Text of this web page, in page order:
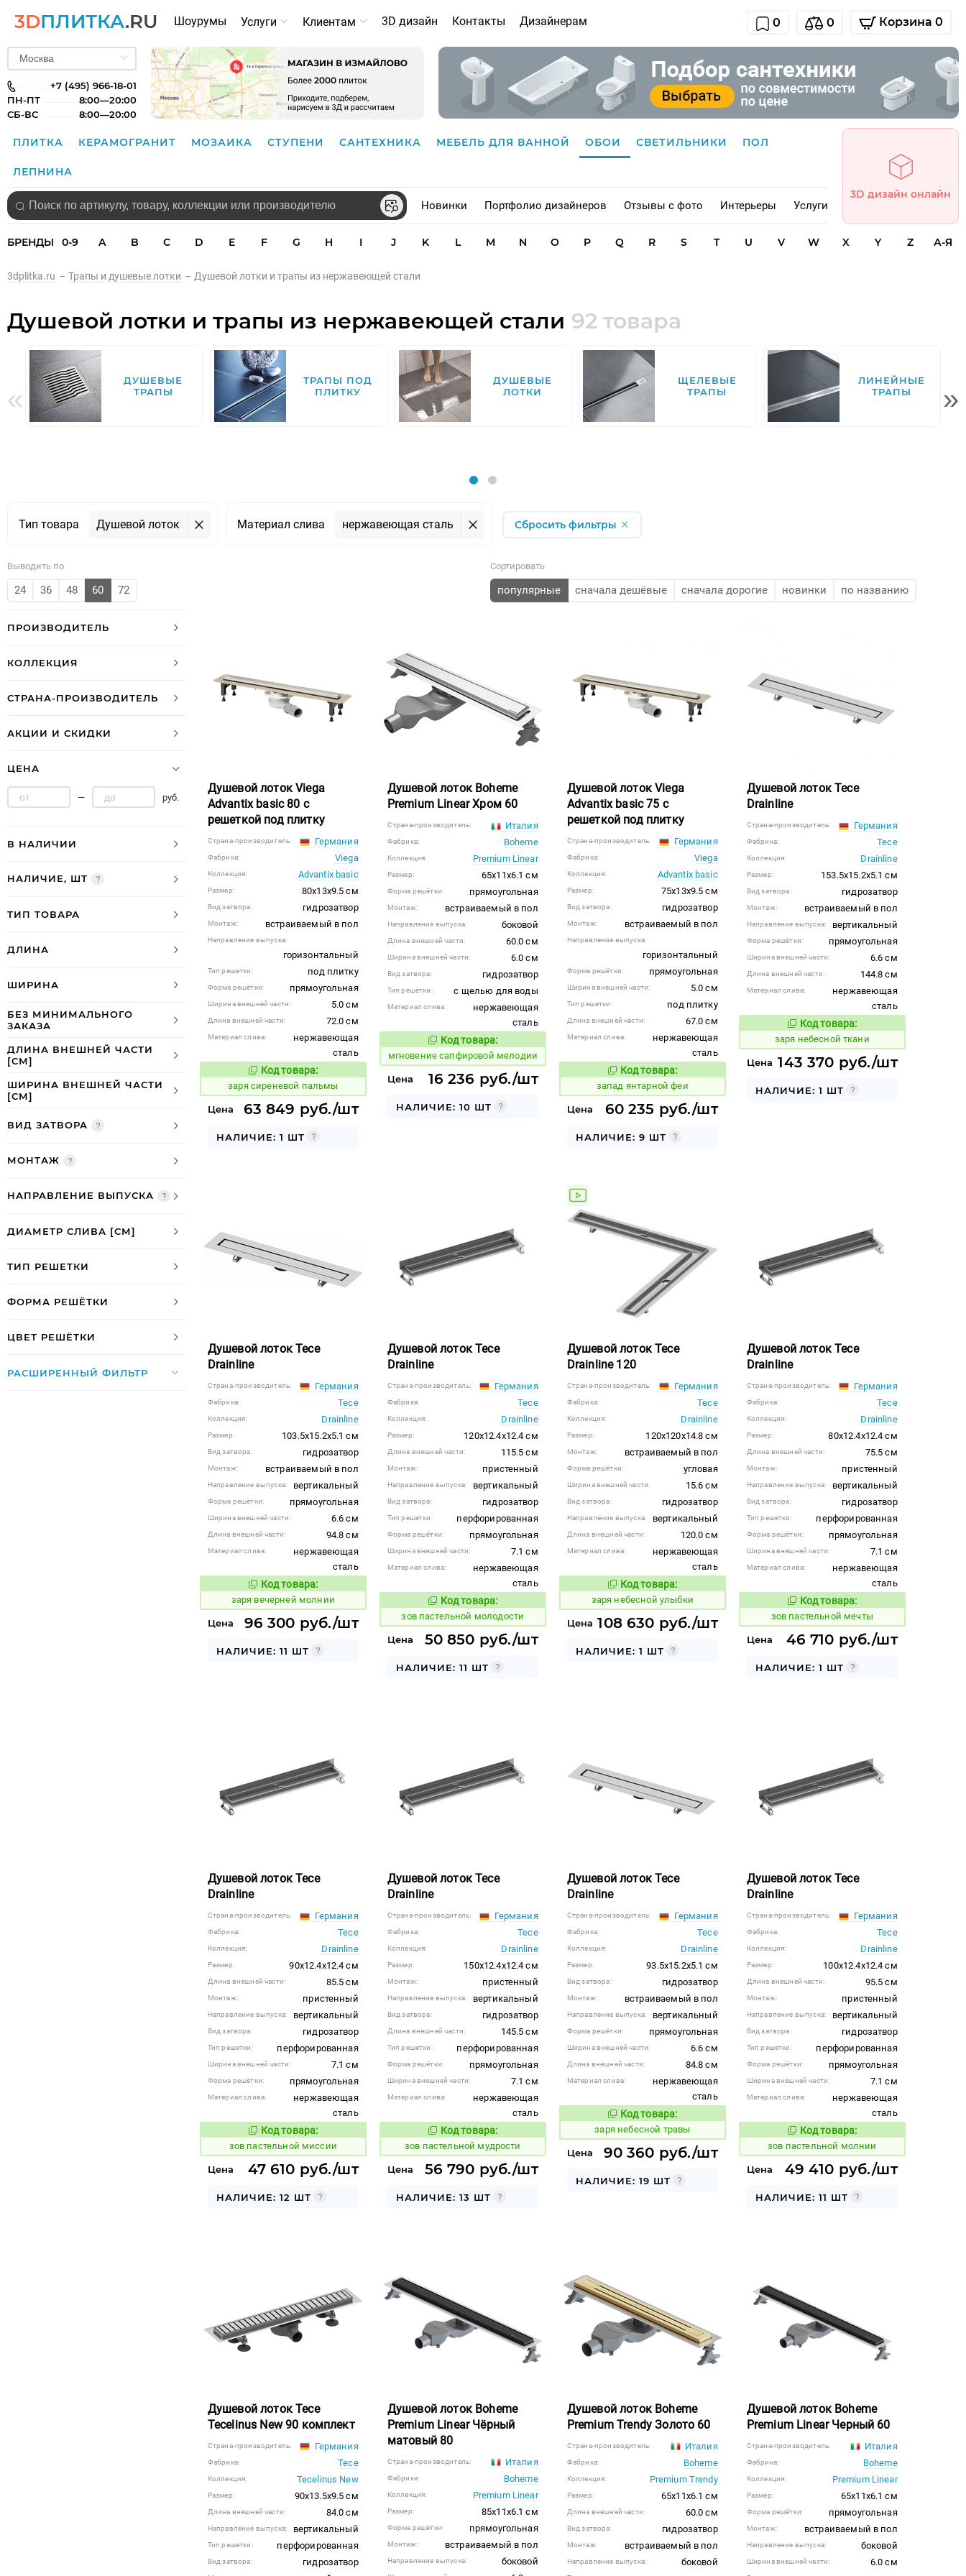
3DПЛИТКА.RU Шоурумы Услуги Клиентам 3D дизайн Контакты Дизайнерам 0 0 Корзина 0
+7 (495) 966-18-01
ПН-ПТ
8:00—20:00
СБ-ВС
8:00—20:00
ПЛИТКА КЕРАМОГРАНИТ МОЗАИКА СТУПЕНИ САНТЕХНИКА МЕБЕЛЬ ДЛЯ ВАННОЙ ОБОИ СВЕТИЛЬНИКИ ПОЛ
ЛЕПНИНА
Новинки Портфолио дизайнеров Отзывы с фото Интерьеры Услуги
3D дизайн онлайн
БРЕНДЫ 0-9 A B C D E F G H I J K L M N O P Q R S T U V W X Y Z А-Я
3dplitka.ru – Трапы и душевые лотки – Душевой лотки и трапы из нержавеющей стали
Душевой лотки и трапы из нержавеющей стали 92 товара
ДУШЕВЫЕ
ТРАПЫ
ТРАПЫ ПОД
ПЛИТКУ
ДУШЕВЫЕ
ЛОТКИ
ЩЕЛЕВЫЕ
ТРАПЫ
ЛИНЕЙНЫЕ
ТРАПЫ
« »
Тип товара Душевой лоток Материал слива нержавеющая сталь Сбросить фильтры
Выводить по
24 36 48 60 72
Сортировать
популярные сначала дешёвые сначала дорогие новинки по названию
ПРОИЗВОДИТЕЛЬ
КОЛЛЕКЦИЯ
СТРАНА-ПРОИЗВОДИТЕЛЬ
АКЦИИ И СКИДКИ
ЦЕНА
— руб.
В НАЛИЧИИ
НАЛИЧИЕ, ШТ
ТИП ТОВАРА
ДЛИНА
ШИРИНА
БЕЗ МИНИМАЛЬНОГО
ЗАКАЗА
ДЛИНА ВНЕШНЕЙ ЧАСТИ
[СМ]
ШИРИНА ВНЕШНЕЙ ЧАСТИ
[СМ]
ВИД ЗАТВОРА
МОНТАЖ
НАПРАВЛЕНИЕ ВЫПУСКА
ДИАМЕТР СЛИВА [СМ]
ТИП РЕШЕТКИ
ФОРМА РЕШЁТКИ
ЦВЕТ РЕШЁТКИ
РАСШИРЕННЫЙ ФИЛЬТР
Душевой лоток Viega
Advantix basic 80 с
решеткой под плитку
Страна-производитель: Германия
Фабрика: Viega
Коллекция: Advantix basic
Размер: 80x13x9.5 см
Вид затвора: гидрозатвор
Монтаж: встраиваемый в пол
Направление выпуска:
горизонтальный
Тип решетки: под плитку
Форма решётки: прямоугольная
Ширина внешней части: 5.0 см
Длина внешней части: 72.0 см
Материал слива:
нержавеющая
сталь
Код товара:
432692 Код товара:
заря сиреневой пальмы
Цена 63 849 руб./шт
НАЛИЧИЕ: 1 ШТ
Душевой лоток Boheme
Premium Linear Хром 60
Страна-производитель: Италия
Фабрика: Boheme
Коллекция: Premium Linear
Размер: 65x11x6.1 см
Форма решётки: прямоугольная
Монтаж: встраиваемый в пол
Направление выпуска: боковой
Длина внешней части: 60.0 см
Ширина внешней части: 6.0 см
Вид затвора: гидрозатвор
Тип решетки: с щелью для воды
Материал слива:
нержавеющая
сталь
Код товара:
947673 Код товара:
мгновение сапфировой мелодии
Цена 16 236 руб./шт
НАЛИЧИЕ: 10 ШТ
Душевой лоток Viega
Advantix basic 75 с
решеткой под плитку
Страна-производитель: Германия
Фабрика: Viega
Коллекция: Advantix basic
Размер: 75x13x9.5 см
Вид затвора: гидрозатвор
Монтаж: встраиваемый в пол
Направление выпуска:
горизонтальный
Форма решётки: прямоугольная
Ширина внешней части: 5.0 см
Тип решетки: под плитку
Длина внешней части: 67.0 см
Материал слива:
нержавеющая
сталь
Код товара:
421738 Код товара:
запад янтарной феи
Цена 60 235 руб./шт
НАЛИЧИЕ: 9 ШТ
Душевой лоток Tece
Drainline
Страна-производитель: Германия
Фабрика: Tece
Коллекция: Drainline
Размер: 153.5x15.2x5.1 см
Вид затвора: гидрозатвор
Монтаж: встраиваемый в пол
Направление выпуска: вертикальный
Форма решётки: прямоугольная
Ширина внешней части: 6.6 см
Длина внешней части: 144.8 см
Материал слива:
нержавеющая
сталь
Код товара:
429855 Код товара:
заря небесной ткани
Цена 143 370 руб./шт
НАЛИЧИЕ: 1 ШТ
Душевой лоток Tece
Drainline
Страна-производитель: Германия
Фабрика: Tece
Коллекция: Drainline
Размер: 103.5x15.2x5.1 см
Вид затвора: гидрозатвор
Монтаж: встраиваемый в пол
Направление выпуска: вертикальный
Форма решётки: прямоугольная
Ширина внешней части: 6.6 см
Длина внешней части: 94.8 см
Материал слива:
нержавеющая
сталь
Код товара:
423428 Код товара:
заря вечерней молнии
Цена 96 300 руб./шт
НАЛИЧИЕ: 11 ШТ
Душевой лоток Tece
Drainline
Страна-производитель: Германия
Фабрика: Tece
Коллекция: Drainline
Размер: 120x12.4x12.4 см
Длина внешней части: 115.5 см
Монтаж: пристенный
Направление выпуска: вертикальный
Вид затвора: гидрозатвор
Тип решетки: перфорированная
Форма решётки: прямоугольная
Ширина внешней части: 7.1 см
Материал слива:
нержавеющая
сталь
Код товара:
508679 Код товара:
зов пастельной молодости
Цена 50 850 руб./шт
НАЛИЧИЕ: 11 ШТ
Душевой лоток Tece
Drainline 120
Страна-производитель: Германия
Фабрика: Tece
Коллекция: Drainline
Размер: 120x120x14.8 см
Монтаж: встраиваемый в пол
Форма решётки: угловая
Ширина внешней части: 15.6 см
Вид затвора: гидрозатвор
Направление выпуска: вертикальный
Длина внешней части: 120.0 см
Материал слива:
нержавеющая
сталь
Код товара:
429861 Код товара:
заря небесной улыбки
Цена 108 630 руб./шт
НАЛИЧИЕ: 1 ШТ
Душевой лоток Tece
Drainline
Страна-производитель: Германия
Фабрика: Tece
Коллекция: Drainline
Размер: 80x12.4x12.4 см
Длина внешней части: 75.5 см
Монтаж: пристенный
Направление выпуска: вертикальный
Вид затвора: гидрозатвор
Тип решетки: перфорированная
Форма решётки: прямоугольная
Ширина внешней части: 7.1 см
Материал слива:
нержавеющая
сталь
Код товара:
508676 Код товара:
зов пастельной мечты
Цена 46 710 руб./шт
НАЛИЧИЕ: 1 ШТ
Душевой лоток Tece
Drainline
Страна-производитель: Германия
Фабрика: Tece
Коллекция: Drainline
Размер: 90x12.4x12.4 см
Длина внешней части: 85.5 см
Монтаж: пристенный
Направление выпуска: вертикальный
Вид затвора: гидрозатвор
Тип решетки: перфорированная
Ширина внешней части: 7.1 см
Форма решётки: прямоугольная
Материал слива:
нержавеющая
сталь
Код товара:
508677Код товара:
зов пастельной миссии
Цена 47 610 руб./шт
НАЛИЧИЕ: 12 ШТ
Душевой лоток Tece
Drainline
Страна-производитель: Германия
Фабрика: Tece
Коллекция: Drainline
Размер: 150x12.4x12.4 см
Монтаж: пристенный
Направление выпуска: вертикальный
Вид затвора: гидрозатвор
Длина внешней части: 145.5 см
Тип решетки: перфорированная
Форма решётки: прямоугольная
Ширина внешней части: 7.1 см
Материал слива:
нержавеющая
сталь
Код товара:
508680Код товара:
зов пастельной мудрости
Цена 56 790 руб./шт
НАЛИЧИЕ: 13 ШТ
Душевой лоток Tece
Drainline
Страна-производитель: Германия
Фабрика: Tece
Коллекция: Drainline
Размер: 93.5x15.2x5.1 см
Вид затвора: гидрозатвор
Монтаж: встраиваемый в пол
Направление выпуска: вертикальный
Форма решётки: прямоугольная
Ширина внешней части: 6.6 см
Длина внешней части: 84.8 см
Материал слива:
нержавеющая
сталь
Код товара:
429857 Код товара:
заря небесной травы
Цена 90 360 руб./шт
НАЛИЧИЕ: 19 ШТ
Душевой лоток Tece
Drainline
Страна-производитель: Германия
Фабрика: Tece
Коллекция: Drainline
Размер: 100x12.4x12.4 см
Длина внешней части: 95.5 см
Монтаж: пристенный
Направление выпуска: вертикальный
Вид затвора: гидрозатвор
Тип решетки: перфорированная
Форма решётки: прямоугольная
Ширина внешней части: 7.1 см
Материал слива:
нержавеющая
сталь
Код товара:
508678Код товара:
зов пастельной молнии
Цена 49 410 руб./шт
НАЛИЧИЕ: 11 ШТ
Душевой лоток Tece
Tecelinus New 90 комплект
Страна-производитель: Германия
Фабрика: Tece
Коллекция: Tecelinus New
Размер: 90x13.5x9.5 см
Длина внешней части: 84.0 см
Направление выпуска: вертикальный
Тип решетки: перфорированная
Вид затвора: гидрозатвор
Душевой лоток Boheme
Premium Linear Чёрный
матовый 80
Страна-производитель: Италия
Фабрика: Boheme
Коллекция: Premium Linear
Размер: 85x11x6.1 см
Форма решётки: прямоугольная
Монтаж: встраиваемый в пол
Направление выпуска: боковой
Душевой лоток Boheme
Premium Trendy Золото 60
Страна-производитель: Италия
Фабрика: Boheme
Коллекция: Premium Trendy
Размер: 65x11x6.1 см
Длина внешней части: 60.0 см
Вид затвора: гидрозатвор
Монтаж: встраиваемый в пол
Направление выпуска: боковой
Душевой лоток Boheme
Premium Linear Черный 60
Страна-производитель: Италия
Фабрика: Boheme
Коллекция: Premium Linear
Размер: 65x11x6.1 см
Форма решётки: прямоугольная
Монтаж: встраиваемый в пол
Направление выпуска: боковой
Ширина внешней части: 6.0 см